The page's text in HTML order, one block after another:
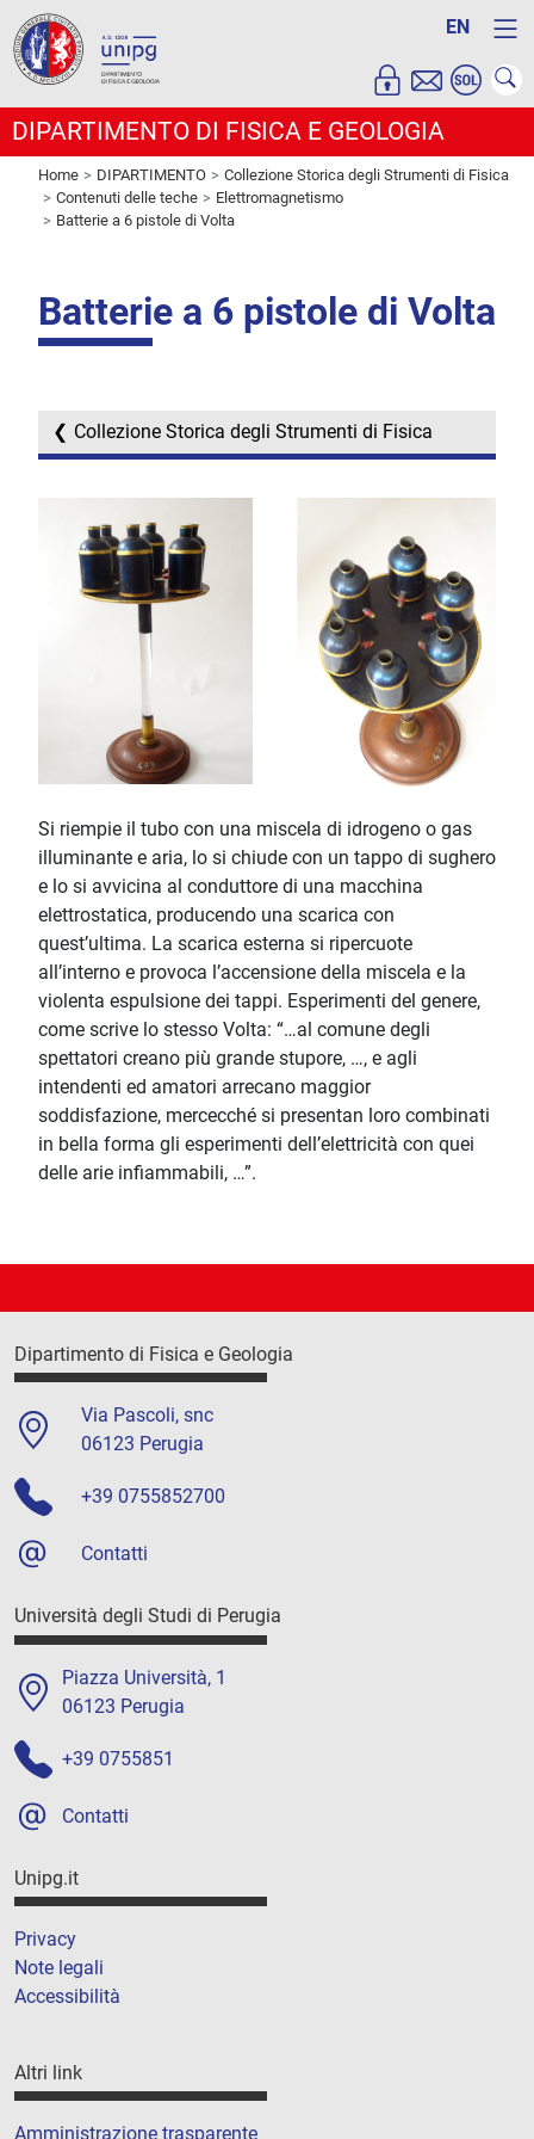
EN
DIPARTIMENTO DI FISICA E GEOLOGIA
Home DIPARTIMENTO
Collezione Storica degli Strumenti di Fisica
Contenuti delle teche
Elettromagnetismo
Batterie a 6 pistole di Volta
Batterie a 6 pistole di Volta
Collezione Storica degli Strumenti di Fisica
Si riempie il tubo con una miscela di idrogeno o gas
illuminante e aria, lo si chiude con un tappo di sughero
e lo si avvicina al conduttore di una macchina
elettrostatica, producendo una scarica con
quest’ultima. La scarica esterna si ripercuote
all’interno e provoca l’accensione della miscela e la
violenta espulsione dei tappi. Esperimenti del genere,
come scrive lo stesso Volta: “…al comune degli
spettatori creano più grande stupore, …, e agli
intendenti ed amatori arrecano maggior
soddisfazione, mercecché si presentan loro combinati
in bella forma gli esperimenti dell’elettricità con quei
delle arie infiammabili, …”.
Dipartimento di Fisica e Geologia
Via Pascoli, snc
06123 Perugia
+39 0755852700
Contatti
Università degli Studi di Perugia
Piazza Università, 1
06123 Perugia
+39 0755851
Contatti
Unipg.it
Privacy
Note legali
Accessibilità
Altri link
Amministrazione trasparente